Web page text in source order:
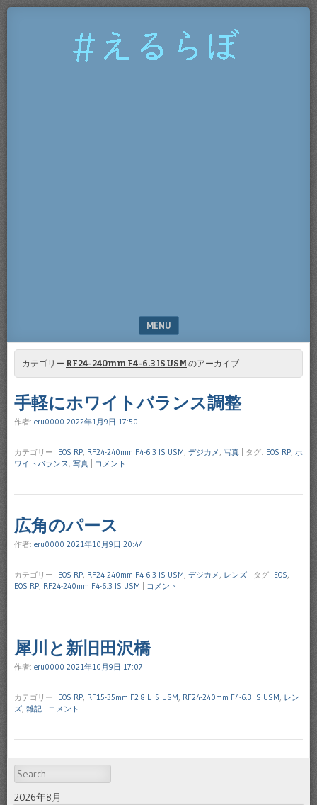
MENU
SKIP TO CONTENT
カテゴリー RF24-240mm F4-6.3 IS USM のアーカイブ
手軽にホワイトバランス調整
作者: eru0000 2022年1月9日 17:50
カテゴリー: EOS RP, RF24-240mm F4-6.3 IS USM, デジカメ , 写真 タグ: EOS RP, ホ
ワイトバランス, 写真 コメント
広角のパース
作者: eru0000 2021年10月9日 20:44
カテゴリー: EOS RP RF24-240mm F4-6.3 IS USM デジカメ レンズ タグ: EOS
EOS RP RF24-240mm F4-6.3 IS USM コメント
犀川と新旧田沢橋
作者: eru0000 2021年10月9日 17:07
カテゴリー: EOS RP RF15-35mm F2.8 L IS USM RF24-240mm F4-6.3 IS USM レン
ズ 雑記 コメント
Search
2026年8月